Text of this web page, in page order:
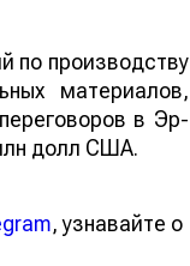
по производству
материалов,
в Эр-
долл США.
, узнавайте о